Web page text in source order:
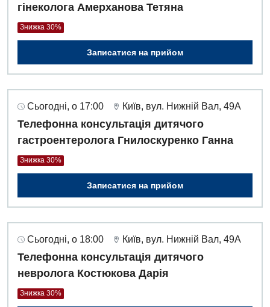
гінеколога Амерханова Тетяна
Знижка 30%
Записатися на прийом
Сьогодні, о 17:00 Київ, вул. Нижній Вал, 49А
Телефонна консультація дитячого
гастроентеролога Гнилоскуренко Ганна
Знижка 30%
Записатися на прийом
Сьогодні, о 18:00 Київ, вул. Нижній Вал, 49А
Телефонна консультація дитячого
невролога Костюкова Дарія
Знижка 30%